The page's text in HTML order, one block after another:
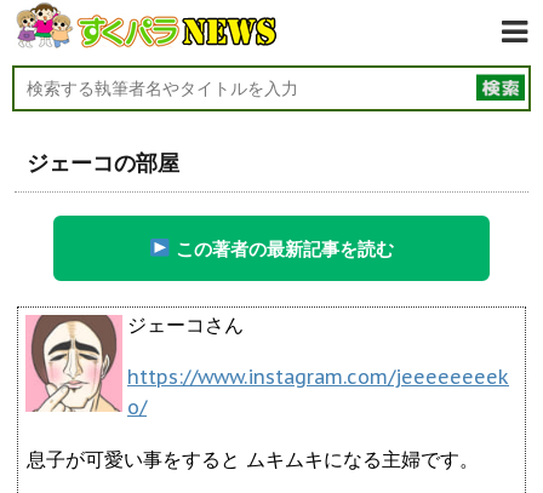
ジェーコの部屋
この著者の最新記事を読む
ジェーコさん
https://www.instagram.com/jeeeeeeeek
o/
息子が可愛い事をすると ムキムキになる主婦です。